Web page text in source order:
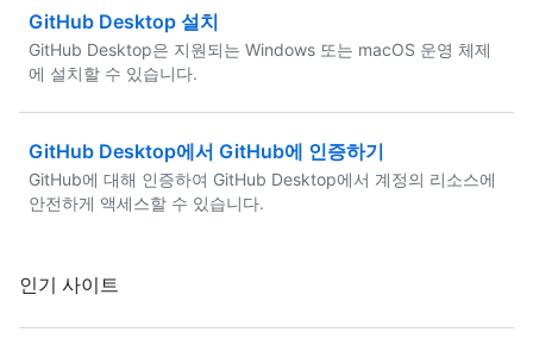
GitHub Desktop 설치
GitHub Desktop은 지원되는 Windows 또는 macOS 운영 체제
에 설치할 수 있습니다.
GitHub Desktop에서 GitHub에 인증하기
GitHub에 대해 인증하여 GitHub Desktop에서 계정의 리소스에
안전하게 액세스할 수 있습니다.
인기 사이트